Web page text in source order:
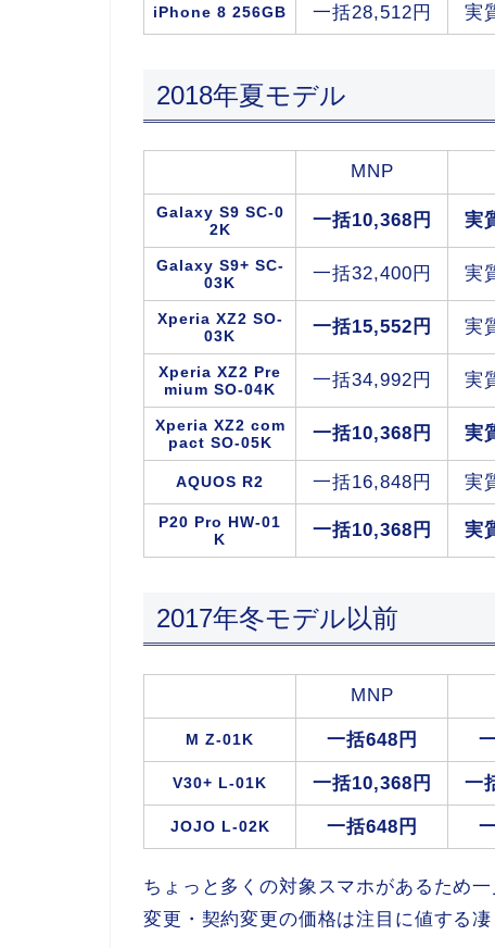
iPhone 8 256GB 一括28,512円 実
2018年夏モデル
MNP
Galaxy S9 SC-0
2K
一括10,368円 実
Galaxy S9+ SC-
03K
一括32,400円 実
Xperia XZ2 SO-
03K
一括15,552円 実
Xperia XZ2 Pre
mium SO-04K
一括34,992円 実
Xperia XZ2 com
pact SO-05K
一括10,368円 実
AQUOS R2 一括16,848円 実
P20 Pro HW-01
K
一括10,368円 実
2017年冬モデル以前
MNP
M Z-01K 一括648円
V30+ L-01K 一括10,368円 一
JOJO L-02K 一括648円
ちょっと多くの対象スマホがあるため
変更・契約変更の価格は注目に値する凄